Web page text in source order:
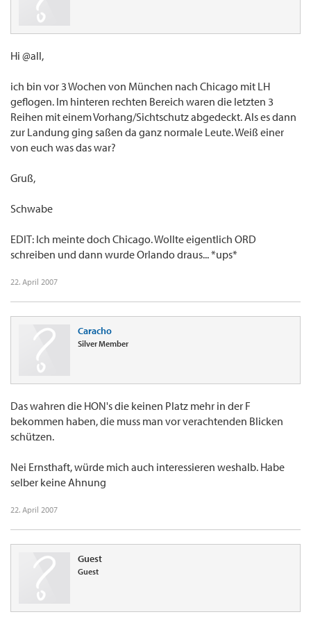
Hi @all,
ich bin vor 3 Wochen von München nach Chicago mit LH
geflogen. Im hinteren rechten Bereich waren die letzten 3
Reihen mit einem Vorhang/Sichtschutz abgedeckt. Als es dann
zur Landung ging saßen da ganz normale Leute. Weiß einer
von euch was das war?
Gruß,
Schwabe
EDIT: Ich meinte doch Chicago. Wollte eigentlich ORD
schreiben und dann wurde Orlando draus... *ups*
22. April 2007
Caracho
Silver Member
Das wahren die HON's die keinen Platz mehr in der F
bekommen haben, die muss man vor verachtenden Blicken
schützen.
Nei Ernsthaft, würde mich auch interessieren weshalb. Habe
selber keine Ahnung
22. April 2007
Guest
Guest